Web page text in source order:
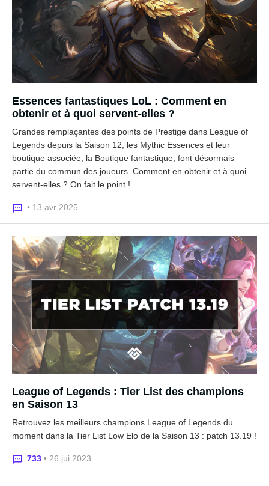
Essences fantastiques LoL : Comment en
obtenir et à quoi servent-elles ?
Grandes remplaçantes des points de Prestige dans League of
Legends depuis la Saison 12, les Mythic Essences et leur
boutique associée, la Boutique fantastique, font désormais
partie du commun des joueurs. Comment en obtenir et à quoi
servent-elles ? On fait le point !
• 13 avr 2025
League of Legends : Tier List des champions
en Saison 13
Retrouvez les meilleurs champions League of Legends du
moment dans la Tier List Low Elo de la Saison 13 : patch 13.19 !
733 • 26 jui 2023